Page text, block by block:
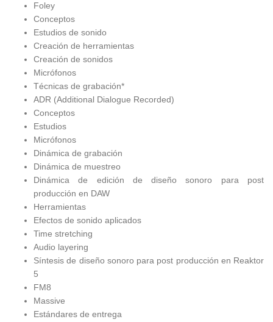
Foley
Conceptos
Estudios de sonido
Creación de herramientas
Creación de sonidos
Micrófonos
Técnicas de grabación*
ADR (Additional Dialogue Recorded)
Conceptos
Estudios
Micrófonos
Dinámica de grabación
Dinámica de muestreo
Dinámica de edición de diseño sonoro para post
producción en DAW
Herramientas
Efectos de sonido aplicados
Time stretching
Audio layering
Síntesis de diseño sonoro para post producción en Reaktor
5
FM8
Massive
Estándares de entrega